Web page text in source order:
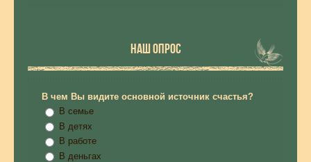
НАШ ОПРОС
В чем Вы видите основной источник счастья?
В семье
В детях
В работе
В деньгах